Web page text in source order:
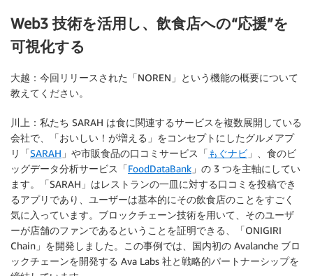
Web3 技術を活用し、飲食店への“応援”を
可視化する
大越：今回リリースされた「NOREN」という機能の概要について
教えてください。
川上：私たち SARAH は食に関連するサービスを複数展開している
会社で、「おいしい！が増える」をコンセプトにしたグルメアプ
リ「SARAH 」や市販食品の口コミサービス「もぐナビ 」、食のビ
ッグデータ分析サービス「FoodDataBank 」の 3 つを主軸にしてい
ます。「SARAH」はレストランの一皿に対する口コミを投稿でき
るアプリであり、ユーザーは基本的にその飲食店のことをすごく
気に入っています。ブロックチェーン技術を用いて、そのユーザ
ーが店舗のファンであるということを証明できる、「ONIGIRI
Chain」を開発しました。この事例では、国内初の Avalanche ブロ
ックチェーンを開発する Ava Labs 社と戦略的パートナーシップを